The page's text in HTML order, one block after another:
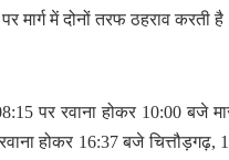
मार्ग में दोनों तरफ ठहराव करती
पर रवाना होकर 10:00
होकर 16:37 बजे